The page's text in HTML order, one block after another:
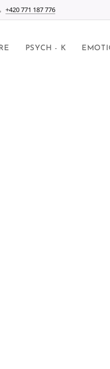
+420 771 187 776
PSYCH - K